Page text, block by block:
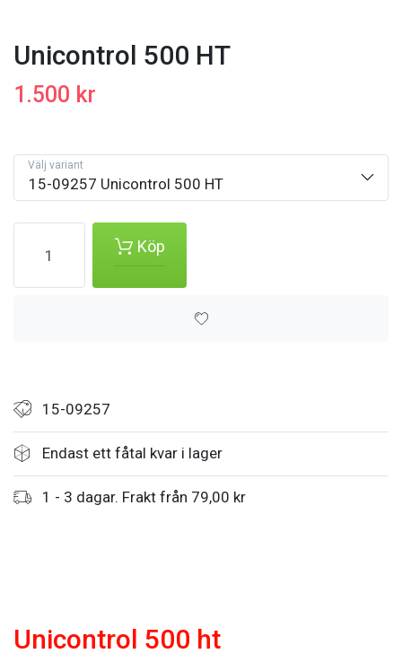
Unicontrol 500 HT
1.500 kr
15-09257 Unicontrol 500 HT
Välj variant
Köp
15-09257
Endast ett fåtal kvar i lager
1 - 3 dagar. Frakt från 79,00 kr
Unicontrol 500 ht